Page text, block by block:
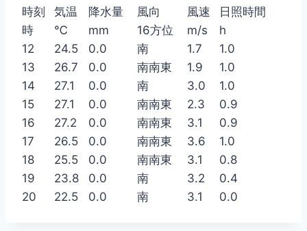
時刻 気温 降水量 風向 風速
日照時間
時
℃ mm 16方位 m/s
h
12
24.5 0.0 南 1.7
1.0
13
26.7 0.0 南南東 1.9
1.0
14
27.1 0.0 南 3.0
1.0
15
27.1 0.0 南南東 2.3
0.9
16
27.2 0.0 南南東 3.1
0.9
17
26.5 0.0 南南東 3.6
1.0
18
25.5 0.0 南南東 3.1
0.8
19
23.8 0.0 南 3.2
0.4
20
22.5 0.0 南 3.1 0.0